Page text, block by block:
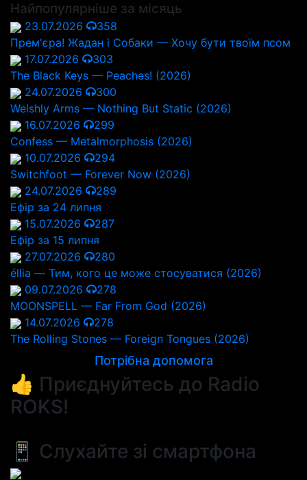
Найпопулярніше за місяць
23.07.2026
358
Прем'єра! Жадан і Собаки — Хочу бути твоїм псом
17.07.2026
303
The Black Keys — Peaches! (2026)
24.07.2026
300
Welshly Arms — Nothing But Static (2026)
16.07.2026
299
Confess — Metalmorphosis (2026)
10.07.2026
294
Switchfoot — Forever Now (2026)
24.07.2026
289
Ефір за 24 липня
15.07.2026
287
Ефір за 15 липня
27.07.2026
280
éllia — Тим, кого це може стосуватися (2026)
09.07.2026
278
MOONSPELL — Far From God (2026)
14.07.2026
278
The Rolling Stones — Foreign Tongues (2026)
Потрібна допомога
👍 Приєднуйтесь до Radio
ROKS!
📱 Слухайте зі смартфона